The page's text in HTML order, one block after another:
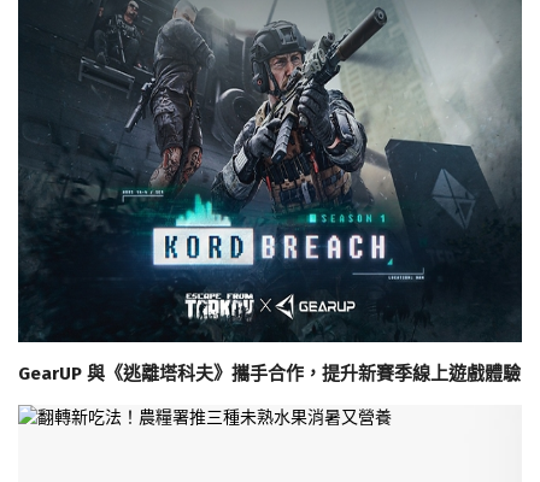
GearUP 與《逃離塔科夫》攜手合作，提升新賽季線上遊戲體驗